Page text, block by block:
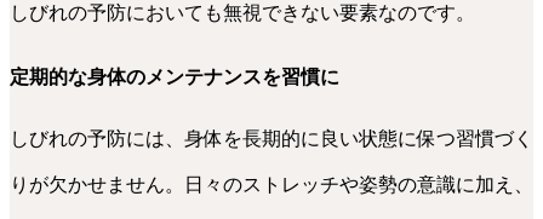
しびれの予防においても無視できない要素なのです。
定期的な身体のメンテナンスを習慣に
しびれの予防には、身体を長期的に良い状態に保つ習慣づく
りが欠かせません。日々のストレッチや姿勢の意識に加え、